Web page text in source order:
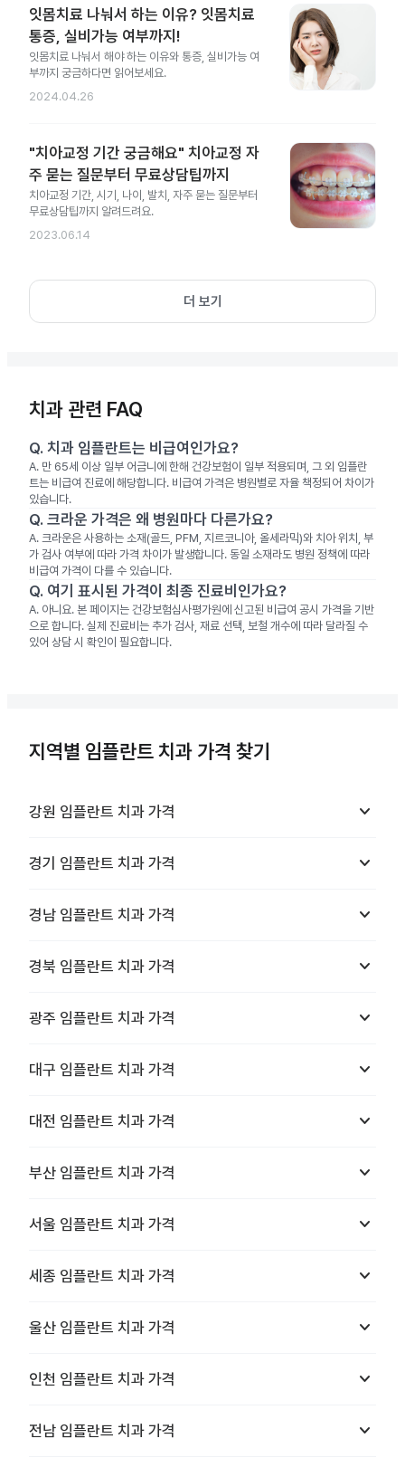
잇몸치료 나눠서 하는 이유? 잇몸치료
통증, 실비가능 여부까지!
잇몸치료 나눠서 해야 하는 이유와 통증, 실비가능 여
부까지 궁금하다면 읽어보세요.
2024.04.26
"치아교정 기간 궁금해요" 치아교정 자
주 묻는 질문부터 무료상담팁까지
치아교정 기간, 시기, 나이, 발치, 자주 묻는 질문부터
무료상담팁까지 알려드려요.
2023.06.14
더 보기
치과 관련 FAQ
Q. 치과 임플란트는 비급여인가요?
A. 만 65세 이상 일부 어금니에 한해 건강보험이 일부 적용되며, 그 외 임플란
트는 비급여 진료에 해당합니다. 비급여 가격은 병원별로 자율 책정되어 차이가
있습니다.
Q. 크라운 가격은 왜 병원마다 다른가요?
A. 크라운은 사용하는 소재(골드, PFM, 지르코니아, 올세라믹)와 치아 위치, 부
가 검사 여부에 따라 가격 차이가 발생합니다. 동일 소재라도 병원 정책에 따라
비급여 가격이 다를 수 있습니다.
Q. 여기 표시된 가격이 최종 진료비인가요?
A. 아니요. 본 페이지는 건강보험심사평가원에 신고된 비급여 공시 가격을 기반
으로 합니다. 실제 진료비는 추가 검사, 재료 선택, 보철 개수에 따라 달라질 수
있어 상담 시 확인이 필요합니다.
지역별 임플란트 치과 가격 찾기
강원 임플란트 치과 가격 keyboard_arrow_down
경기 임플란트 치과 가격 keyboard_arrow_down
경남 임플란트 치과 가격 keyboard_arrow_down
경북 임플란트 치과 가격 keyboard_arrow_down
광주 임플란트 치과 가격 keyboard_arrow_down
대구 임플란트 치과 가격 keyboard_arrow_down
대전 임플란트 치과 가격 keyboard_arrow_down
부산 임플란트 치과 가격 keyboard_arrow_down
서울 임플란트 치과 가격 keyboard_arrow_down
세종 임플란트 치과 가격 keyboard_arrow_down
울산 임플란트 치과 가격 keyboard_arrow_down
인천 임플란트 치과 가격 keyboard_arrow_down
전남 임플란트 치과 가격 keyboard_arrow_down